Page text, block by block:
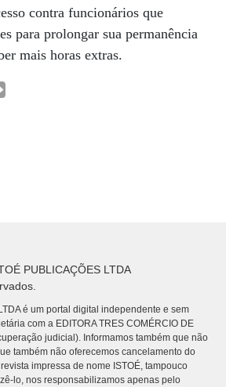
contra funcionários que
para prolongar sua permanência
mais horas extras.
PUBLICAÇÕES LTDA
é um portal digital independente e sem
com a EDITORA TRES COMÉRCIO DE
judicial). Informamos também que não
também não oferecemos cancelamento do
impressa de nome ISTOÉ, tampouco
lo, nos responsabilizamos apenas pelo